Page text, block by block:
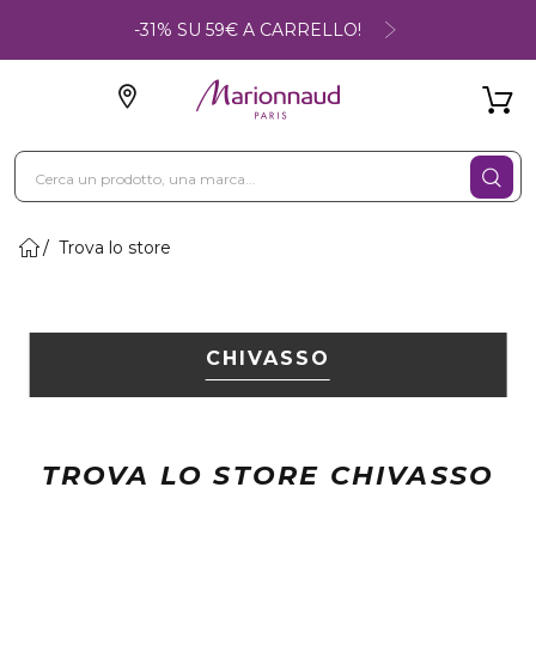
-31% SU 59€ A CARRELLO!
Trova lo store
CHIVASSO
TROVA LO STORE CHIVASSO